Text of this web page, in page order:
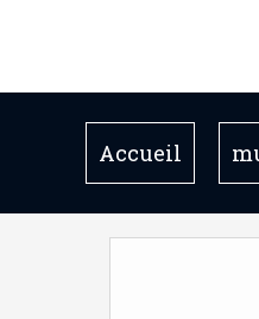
Accueil